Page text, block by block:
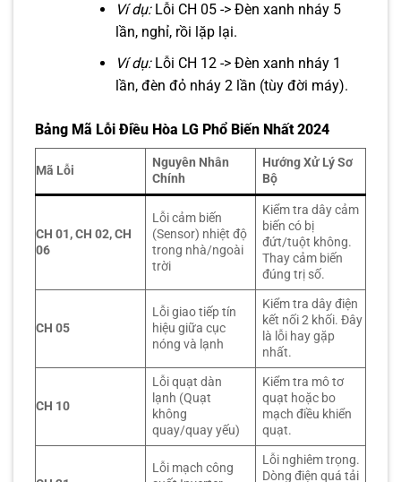
Ví dụ:Lỗi CH 05 -> Đèn xanh nháy 5
lần, nghỉ, rồi lặp lại.
Ví dụ:Lỗi CH 12 -> Đèn xanh nháy 1
lần, đèn đỏ nháy 2 lần (tùy đời máy).
Bảng Mã Lỗi Điều Hòa LG Phổ Biến Nhất 2024
Mã Lỗi
Nguyên Nhân
Chính
Hướng Xử Lý Sơ
Bộ
CH 01, CH 02, CH
06
Lỗi cảm biến
(Sensor) nhiệt độ
trong nhà/ngoài
trời
Kiểm tra dây cảm
biến có bị
đứt/tuột không.
Thay cảm biến
đúng trị số.
CH 05
Lỗi giao tiếp tín
hiệu giữa cục
nóng và lạnh
Kiểm tra dây điện
kết nối 2 khối. Đây
là lỗi hay gặp
nhất.
CH 10
Lỗi quạt dàn
lạnh (Quạt
không
quay/quay yếu)
Kiểm tra mô tơ
quạt hoặc bo
mạch điều khiển
quạt.
Lỗi mạch công
Lỗi nghiêm trọng.
Dòng điện quá tải